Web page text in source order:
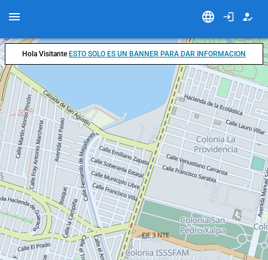
Hola Visitante ESTO SOLO ES UN BANNER PARA DAR INFORMACION